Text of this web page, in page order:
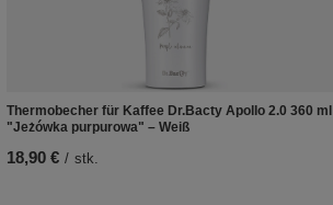
Thermobecher für Kaffee Dr.Bacty Apollo 2.0 360 ml
"Jeżówka purpurowa" – Weiß
18,90 € / stk.